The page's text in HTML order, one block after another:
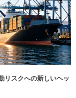
リスクへの新しいヘッ